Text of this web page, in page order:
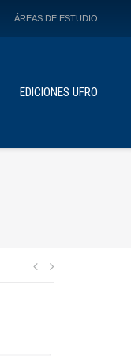
ÁREAS DE ESTUDIO
EDICIONES UFRO
Navegación